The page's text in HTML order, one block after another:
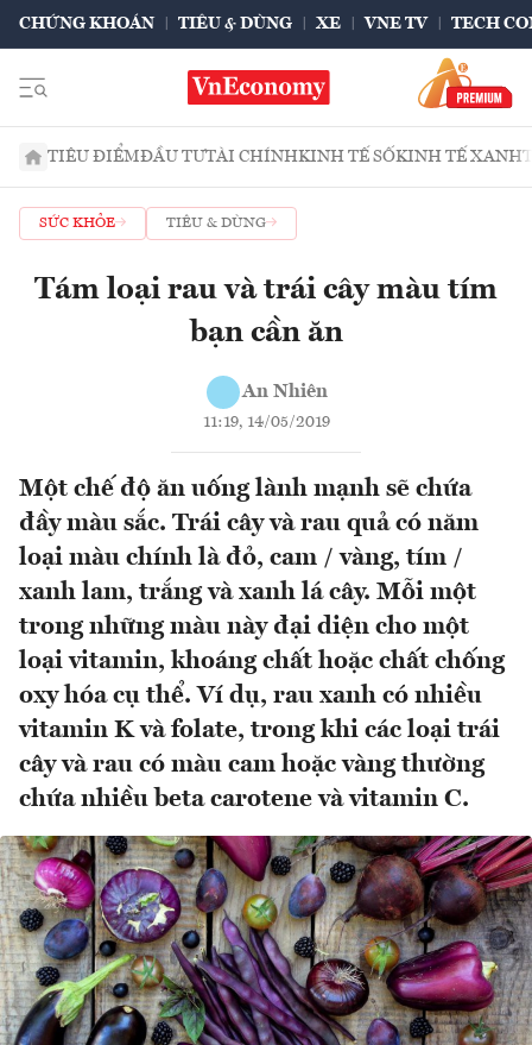
CHỨNG KHOÁN TIÊU & DÙNG XE VNE TV TECH
TIÊU ĐIỂMĐẦU TƯTÀI CHÍNHKINH TẾ SỐKINH TẾ XANH
SỨC KHỎE TIÊU & DÙNG
Tám loại rau và trái cây màu tím
bạn cần ăn
An Nhiên
11:19, 14/05/2019
Một chế độ ăn uống lành mạnh sẽ chứa
đầy màu sắc. Trái cây và rau quả có năm
loại màu chính là đỏ, cam / vàng, tím /
xanh lam, trắng và xanh lá cây. Mỗi một
trong những màu này đại diện cho một
loại vitamin, khoáng chất hoặc chất chống
oxy hóa cụ thể. Ví dụ, rau xanh có nhiều
vitamin K và folate, trong khi các loại trái
cây và rau có màu cam hoặc vàng thường
chứa nhiều beta carotene và vitamin C.